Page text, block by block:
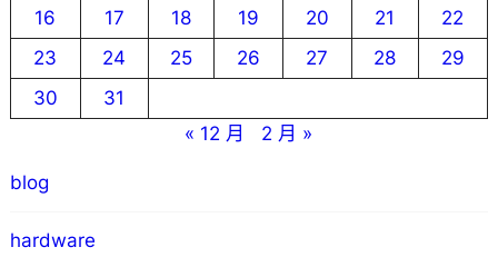
16
17 18 19 20 21
22
23
24 25 26 27 28
29
30
31
« 12 月
2 月 »
blog
hardware